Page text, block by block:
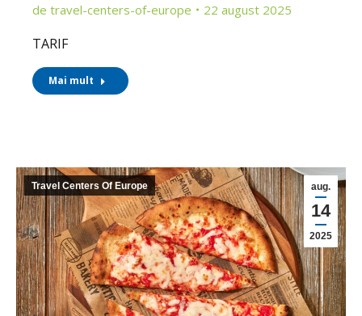
de travel-centers-of-europe 22 august 2025
TARIF
Mai mult
aug.
14
2025
Travel Centers Of Europe